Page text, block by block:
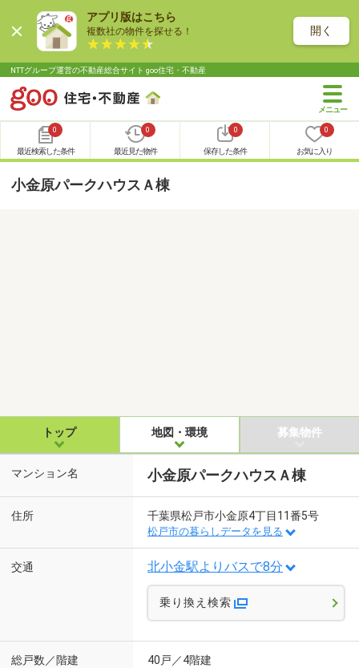
アプリ版はこちら
複数社の物件を探せる！ 開く
NTTグループ運営の不動産総合サイト goo住宅・不動産
0
最近検索した条件
0
最近見た物件
0
保存した条件
0
お気に入り
小金原パークハウスＡ棟
トップ 地図・環境 募集物件
マンション名 小金原パークハウスＡ棟
住所 千葉県松戸市小金原4丁目11番5号
松戸市の暮らしデータを見る
交通 北小金駅よりバスで8分
乗り換え検索
総戸数／階建 40戸／4階建